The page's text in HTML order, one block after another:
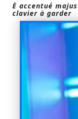
È accentué
clavier à garder